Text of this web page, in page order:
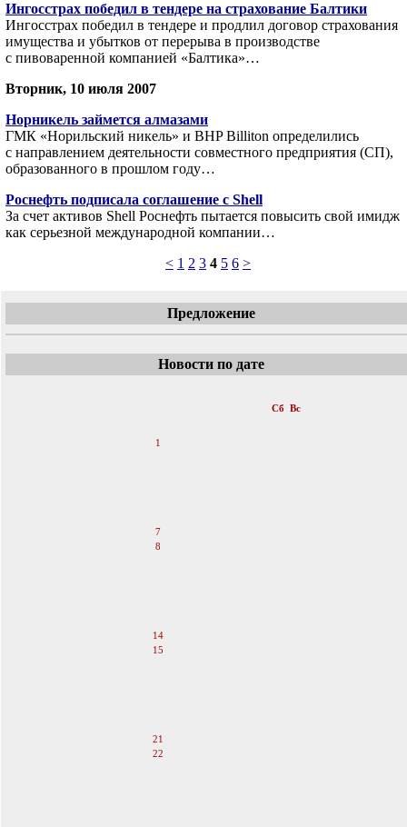
Ингосстрах победил в тендере на страхование Балтики
Ингосстрах победил в тендере и продлил договор страхования
имущества и убытков от перерыва в производстве
с пивоваренной компанией «Балтика»…
Вторник, 10 июля 2007
Норникель займется алмазами
ГМК «Норильский никель» и BHP Billiton определились
с направлением деятельности совместного предприятия (СП),
образованного в прошлом году…
Роснефть подписала соглашение с Shell
За счет активов Shell Роснефть пытается повысить свой имидж
как серьезной международной компании…
< 1 2 3 4 5 6 >
Предложение
Новости по дате
Сб Вс
1
7
8
14
15
21
22